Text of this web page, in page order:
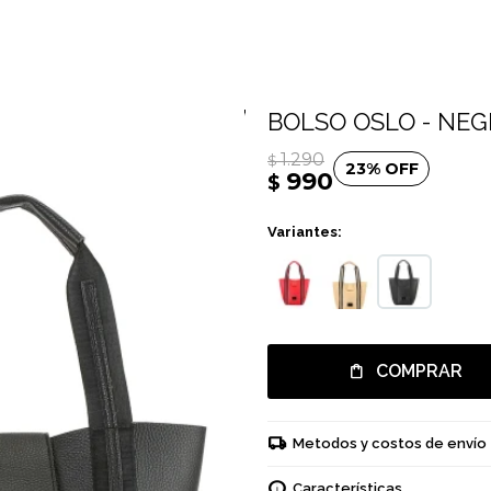
BOLSO OSLO -
$ 990
$ 1.290 23
Variantes:
COMPRAR
Metodos y costos de envío